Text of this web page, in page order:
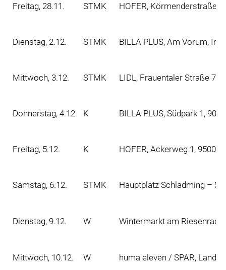
Freitag, 28.11. STMK HOFER, Körmenderstraße
Dienstag, 2.12. STMK BILLA PLUS, Am Vorum,
Mittwoch, 3.12. STMK LIDL, Frauentaler Straße
Donnerstag, 4.12. K BILLA PLUS, Südpark 1,
Freitag, 5.12. K HOFER, Ackerweg 1, 9500
Samstag, 6.12. STMK Hauptplatz Schladming –
Dienstag, 9.12. W Wintermarkt am
Mittwoch, 10.12. W huma eleven / SPAR,